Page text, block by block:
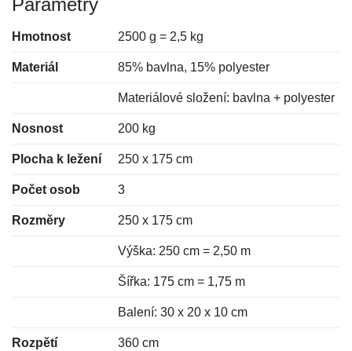
Parametry
Hmotnost 2500 g = 2,5 kg
Materiál 85% bavlna, 15% polyester
Materiálové složení: bavlna + polyester
Nosnost 200 kg
Plocha k ležení 250 x 175 cm
Počet osob 3
Rozměry 250 x 175 cm
Výška: 250 cm = 2,50 m
Šířka: 175 cm = 1,75 m
Balení: 30 x 20 x 10 cm
Rozpětí 360 cm